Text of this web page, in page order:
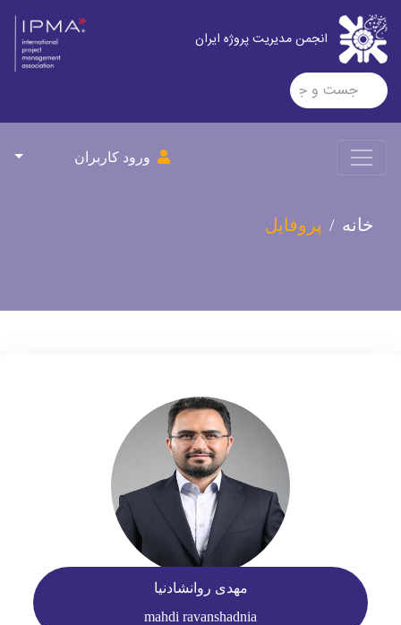
انجمن مدیریت پروژه ایران
ورود کاربران
خانه پروفایل
مهدی روانشادنیا
mahdi ravanshadnia